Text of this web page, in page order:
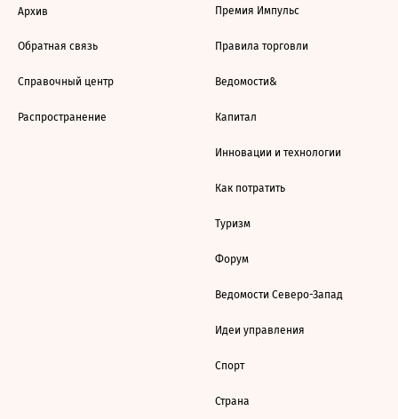
Архив
Обратная связь
Справочный центр
Распространение
Премия Импульс
Правила торговли
Ведомости&
Капитал
Инновации и технологии
Как потратить
Туризм
Форум
Ведомости Северо-Запад
Идеи управления
Спорт
Страна